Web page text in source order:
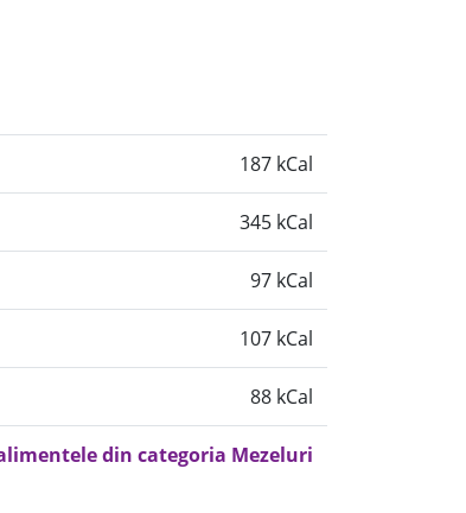
187 kCal
345 kCal
97 kCal
107 kCal
88 kCal
din categoria Mezeluri